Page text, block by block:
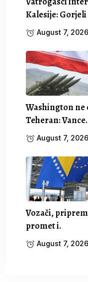
Kalesije:
August 7, 2026
Washington ne
Teheran: Vance.
August 7, 2026
Vozači,
promet i.
August 7, 2026